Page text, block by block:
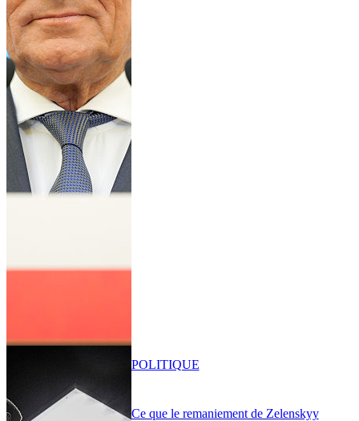
Ce que le remaniement de Zelenskyy
POLITIQUE